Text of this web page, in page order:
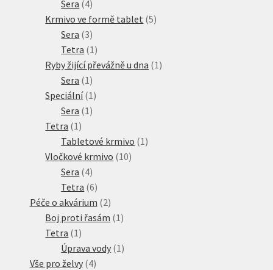
produkt
Sera 44
produkty
Krmivo ve formě tablet 55
Sera 33
produkty
Tetra 1 1
produkt
Ryby žijící převážně u dna 1 1
Sera 1 1
produkt
Speciální 1 1
Sera 1 1
Tetra 1 1
produkt
Tabletové krmivo 1 1
Vločkové krmivo 1010
Sera 44
produkty
Tetra 66
produktů
Péče o akvárium 22
produkty
Boj proti řasám 1 1
Tetra 1 1
produkt
Úprava vody 1 1
Vše pro želvy 44